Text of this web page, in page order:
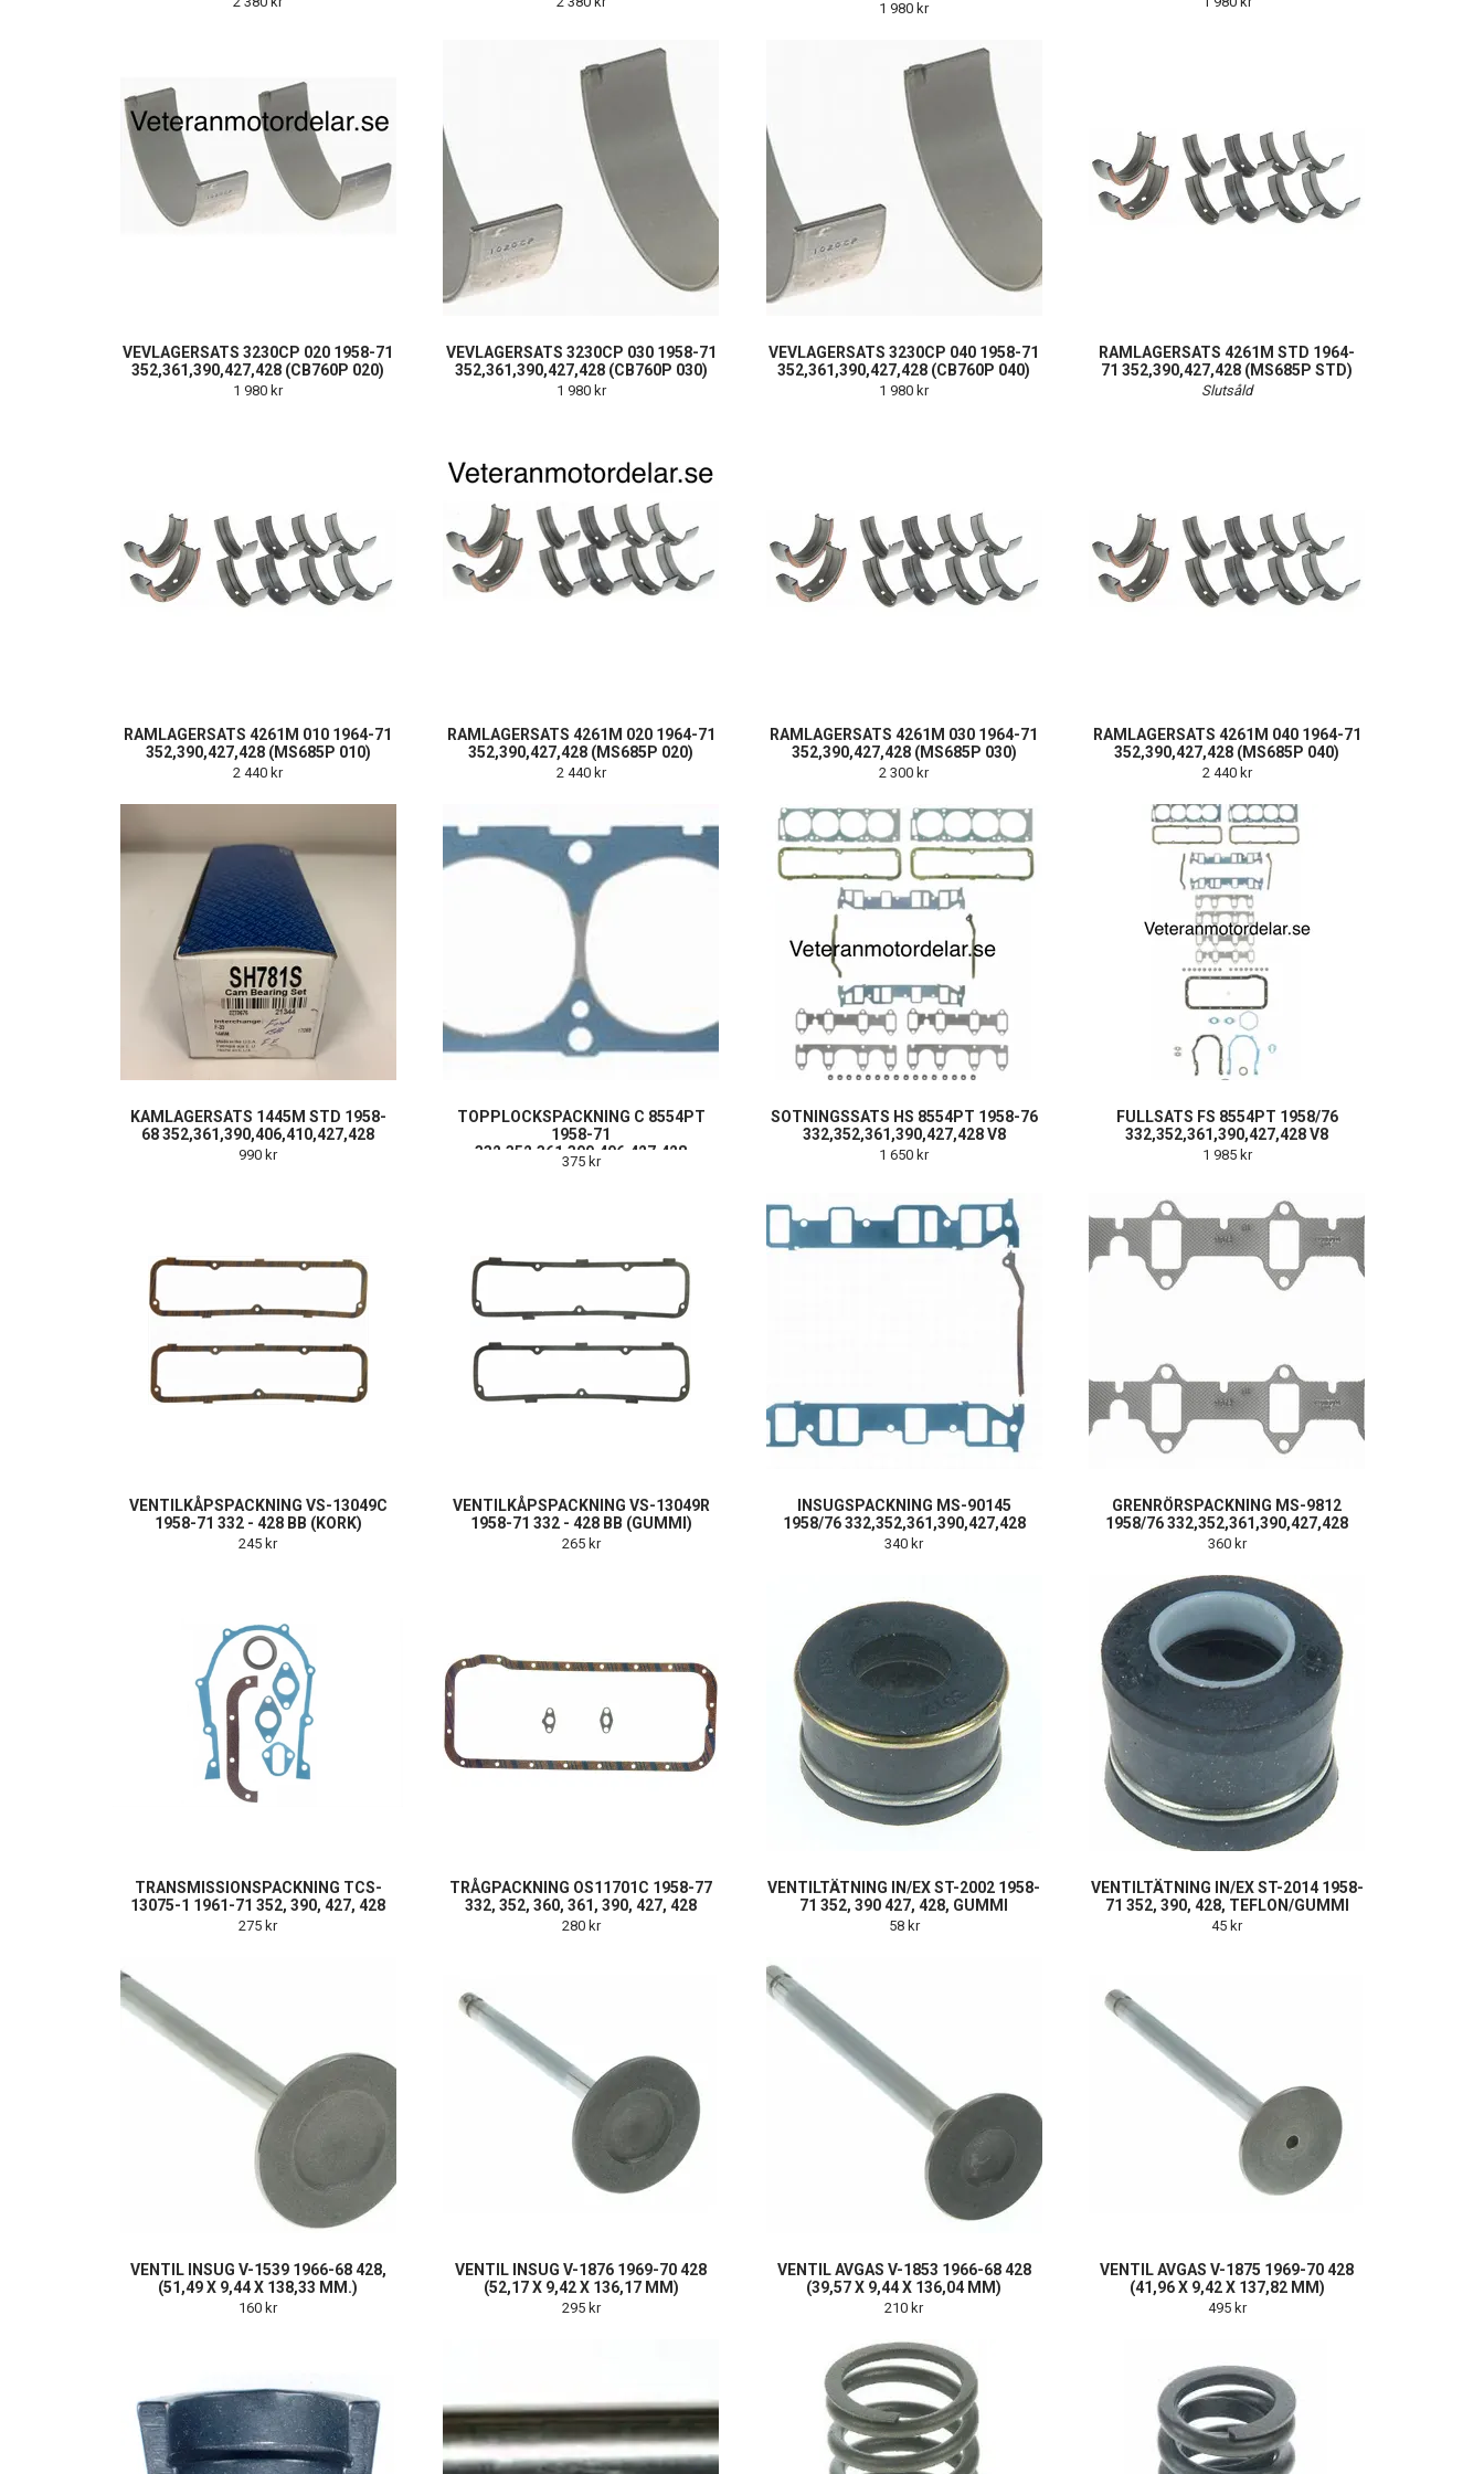
1 980 kr
VEVLAGERSATS 3230CP 020 1958-71
352,361,390,427,428 (CB760P 020)
1 980 kr
VEVLAGERSATS 3230CP 030 1958-71
352,361,390,427,428 (CB760P 030)
1 980 kr
VEVLAGERSATS 3230CP 040 1958-71
352,361,390,427,428 (CB760P 040)
1 980 kr
RAMLAGERSATS 4261M STD 1964-
71 352,390,427,428 (MS685P STD)
Slutsåld
RAMLAGERSATS 4261M 010 1964-71
352,390,427,428 (MS685P 010)
2 440 kr
RAMLAGERSATS 4261M 020 1964-71
352,390,427,428 (MS685P 020)
2 440 kr
RAMLAGERSATS 4261M 030 1964-71
352,390,427,428 (MS685P 030)
2 300 kr
RAMLAGERSATS 4261M 040 1964-71
352,390,427,428 (MS685P 040)
2 440 kr
KAMLAGERSATS 1445M STD 1958-
68 352,361,390,406,410,427,428
990 kr
TOPPLOCKSPACKNING C 8554PT
1958-71
332,352,361,390,406,427,428
375 kr
SOTNINGSSATS HS 8554PT 1958-76
332,352,361,390,427,428 V8
1 650 kr
FULLSATS FS 8554PT 1958/76
332,352,361,390,427,428 V8
1 985 kr
VENTILKÅPSPACKNING VS-13049C
1958-71 332 - 428 BB (KORK)
245 kr
VENTILKÅPSPACKNING VS-13049R
1958-71 332 - 428 BB (GUMMI)
265 kr
INSUGSPACKNING MS-90145
1958/76 332,352,361,390,427,428
340 kr
GRENRÖRSPACKNING MS-9812
1958/76 332,352,361,390,427,428
360 kr
TRANSMISSIONSPACKNING TCS-
13075-1 1961-71 352, 390, 427, 428
275 kr
TRÅGPACKNING OS11701C 1958-77
332, 352, 360, 361, 390, 427, 428
280 kr
VENTILTÄTNING IN/EX ST-2002 1958-
71 352, 390 427, 428, GUMMI
58 kr
VENTILTÄTNING IN/EX ST-2014 1958-
71 352, 390, 428, TEFLON/GUMMI
45 kr
VENTIL INSUG V-1539 1966-68 428,
(51,49 X 9,44 X 138,33 MM.)
160 kr
VENTIL INSUG V-1876 1969-70 428
(52,17 X 9,42 X 136,17 MM)
295 kr
VENTIL AVGAS V-1853 1966-68 428
(39,57 X 9,44 X 136,04 MM)
210 kr
VENTIL AVGAS V-1875 1969-70 428
(41,96 X 9,42 X 137,82 MM)
495 kr